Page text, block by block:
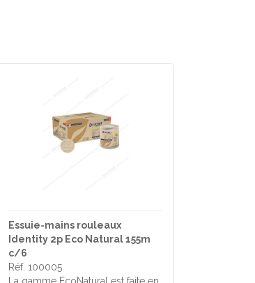
Essuie-mains rouleaux
Identity 2p Eco Natural 155m
c/6
Réf. 100005